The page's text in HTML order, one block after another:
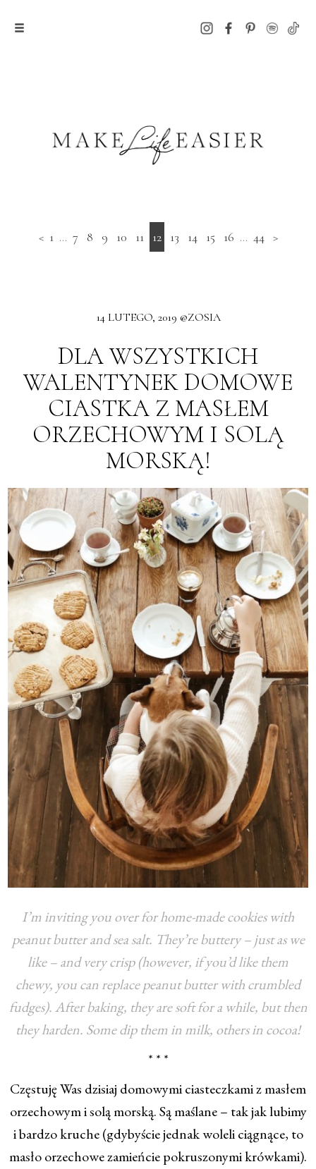
< 1 ... 7 8 9 10 11 12 13 14 15 16 ... 44 >
14 LUTEGO, 2019 @ZOSIA
DLA WSZYSTKICH
WALENTYNEK DOMOWE
CIASTKA Z MASŁEM
ORZECHOWYM I SOLĄ
MORSKĄ!
I’m inviting you over for home-made cookies with
peanut butter and sea salt. They’re buttery – just as we
like – and very crisp (however, if you’d like them
chewy, you can replace peanut butter with crumbled
fudges). After baking, they are soft for a while, but then
they harden. Some dip them in milk, others in cocoa!
* * *
Częstuję Was dzisiaj domowymi ciasteczkami z masłem
orzechowym i solą morską. Są maślane – tak jak lubimy
i bardzo kruche (gdybyście jednak woleli ciągnące, to
masło orzechowe zamieńcie pokruszonymi krówkami).